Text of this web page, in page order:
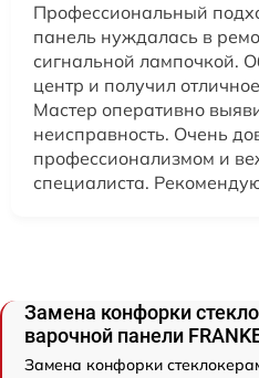
Профессиональный
панель нуждалась в
сигнальной лампочкой.
центр и получил
Мастер оперативно
неисправность. Очень
профессионализмом и
специалиста.
Замена конфорки
варочной панели
Замена конфорки